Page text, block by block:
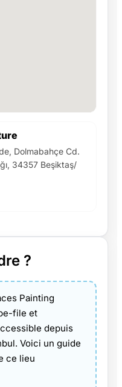
Dolmabahçe Cd.
34357 Beşiktaş/
?
Painting
file et
depuis
Voici un guide
ce lieu